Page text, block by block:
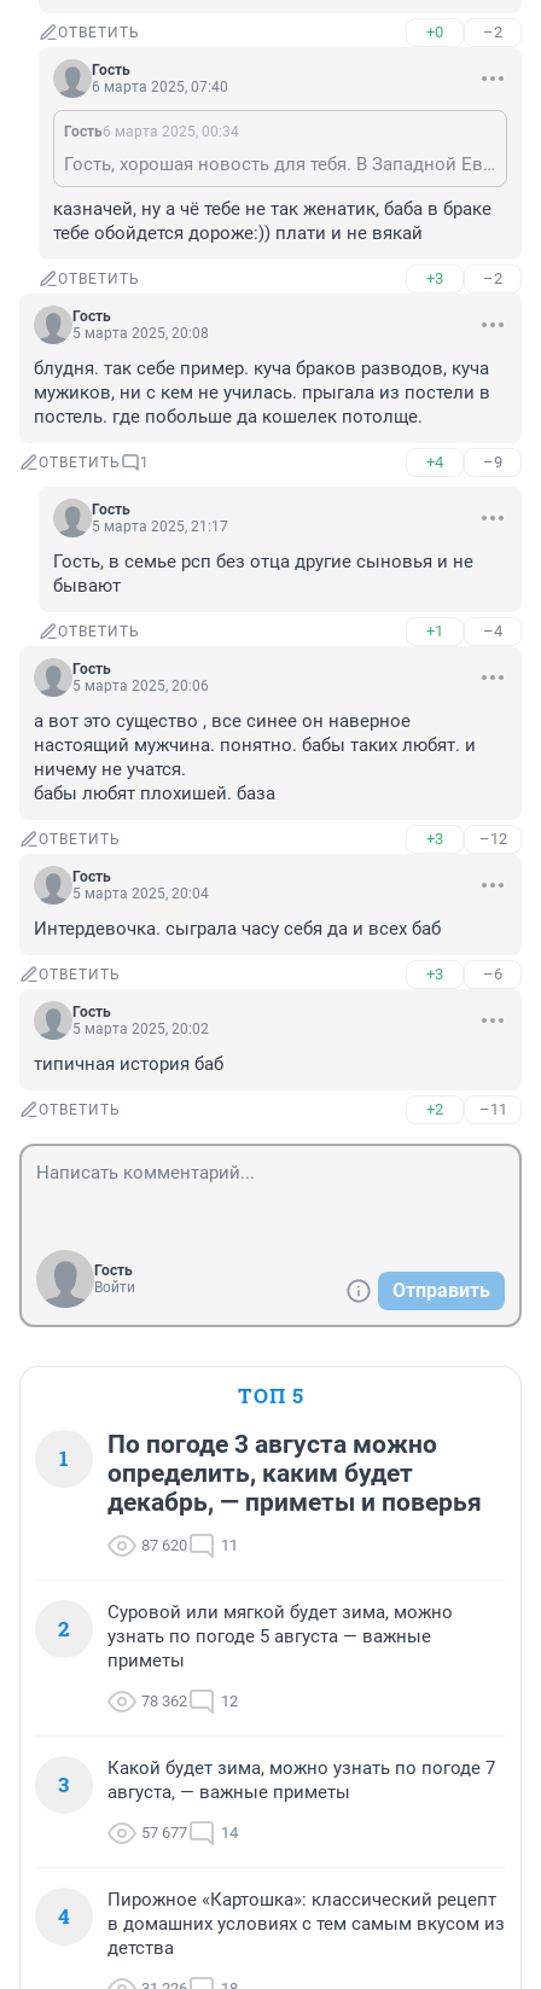
ОТВЕТИТЬ +0 –2
Гость
6 марта 2025, 07:40
Гость6 марта 2025, 00:34
Гость, хорошая новость для тебя. В Западной Европе резко снизились цены на услуги, оказываемые женщинами с низкой социальной ответственностью. Причиной падения цен явился приезд в большом количестве дивчин с Украины. Мужчины Европы по достоинству оценили умение и старание новоприбывших оксанок.
казначей, ну а чё тебе не так женатик, баба в браке
тебе обойдется дороже:)) плати и не вякай
ОТВЕТИТЬ +3 –2
Гость
5 марта 2025, 20:08
блудня. так себе пример. куча браков разводов, куча
мужиков, ни с кем не училась. прыгала из постели в
постель. где побольше да кошелек потолще.
ОТВЕТИТЬ 1 +4 –9
Гость
5 марта 2025, 21:17
Гость, в семье рсп без отца другие сыновья и не
бывают
ОТВЕТИТЬ +1 –4
Гость
5 марта 2025, 20:06
а вот это существо , все синее он наверное
настоящий мужчина. понятно. бабы таких любят. и
ничему не учатся.
бабы любят плохишей. база
ОТВЕТИТЬ +3 –12
Гость
5 марта 2025, 20:04
Интердевочка. сыграла часу себя да и всех баб
ОТВЕТИТЬ +3 –6
Гость
5 марта 2025, 20:02
типичная история баб
ОТВЕТИТЬ +2 –11
Гость
Войти
Отправить
ТОП 5
1
По погоде 3 августа можно
определить, каким будет
декабрь, — приметы и поверья
87 620 11
2
Суровой или мягкой будет зима, можно
узнать по погоде 5 августа — важные
приметы
78 362 12
3
Какой будет зима, можно узнать по погоде 7
августа, — важные приметы
57 677 14
4
Пирожное «Картошка»: классический рецепт
в домашних условиях с тем самым вкусом из
детства